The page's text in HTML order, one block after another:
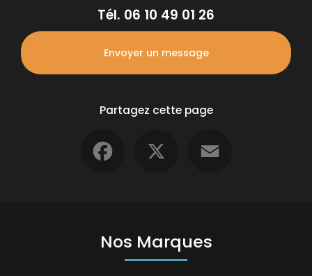
Tél. 06 10 49 01 26
Envoyer un message
Partagez cette page
Nos Marques